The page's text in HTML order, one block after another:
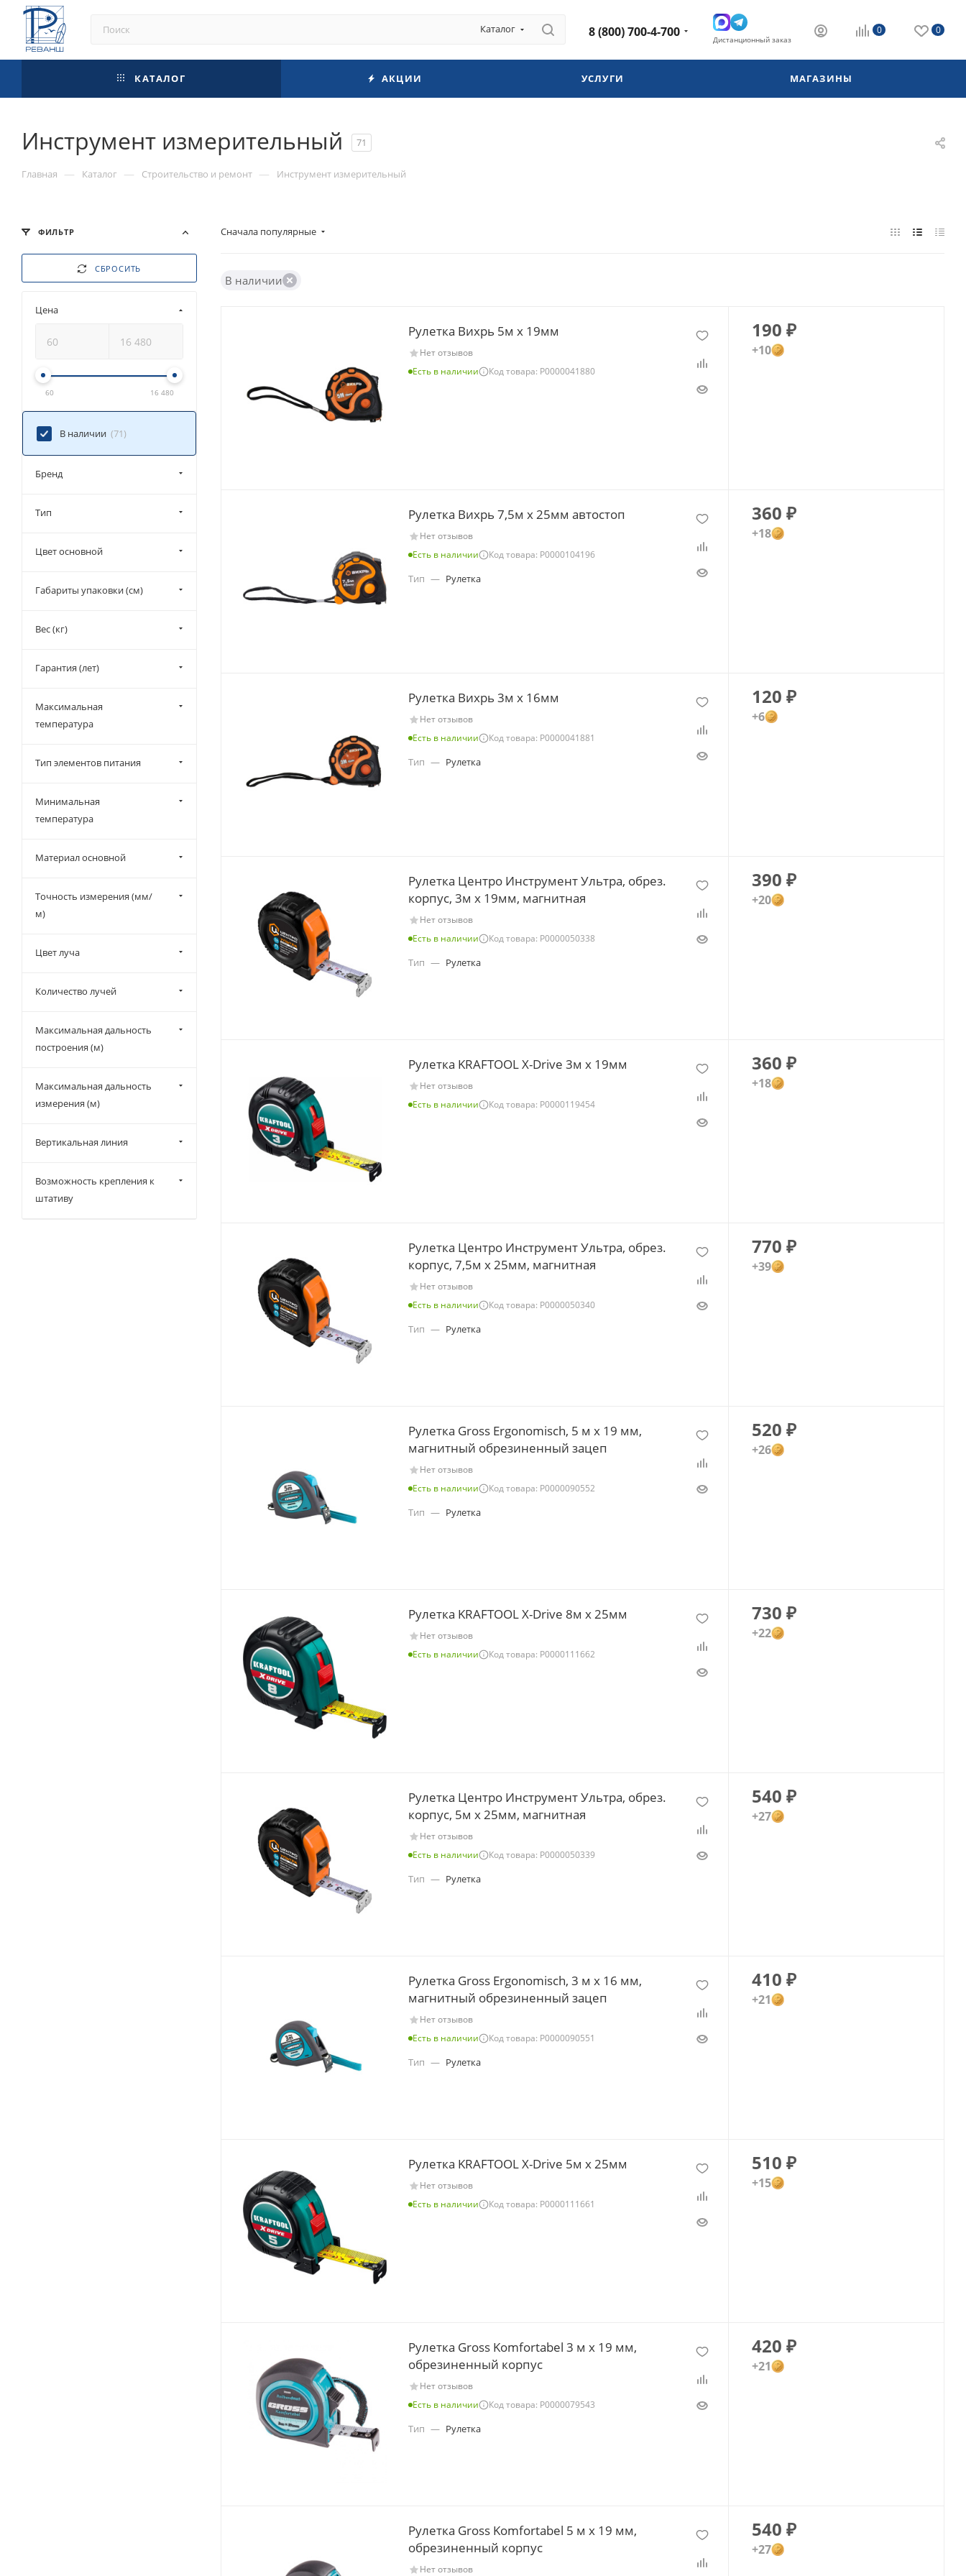
Каталог 8 (800) 700-4-700 Дистанционный заказ
0 0
КАТАЛОГ АКЦИИ УСЛУГИ МАГАЗИНЫ
Инструмент измерительный 71
Главная — Каталог — Строительство и ремонт — Инструмент измерительный
Сначала популярные
В наличии
Рулетка Вихрь 5м х 19мм
Нет отзывов
Есть в наличии
Код товара: Р0000041880
190 ₽
+10
Рулетка Вихрь 7,5м х 25мм автостоп
Нет отзывов
Есть в наличии
Код товара: Р0000104196
Тип — Рулетка
360 ₽
+18
Рулетка Вихрь 3м х 16мм
Нет отзывов
Есть в наличии
Код товара: Р0000041881
Тип — Рулетка
120 ₽
+6
Рулетка Центро Инструмент Ультра, обрез.
корпус, 3м х 19мм, магнитная
Нет отзывов
Есть в наличии
Код товара: Р0000050338
Тип — Рулетка
390 ₽
+20
Рулетка KRAFTOOL X-Drive 3м х 19мм
Нет отзывов
Есть в наличии
Код товара: Р0000119454
360 ₽
+18
Рулетка Центро Инструмент Ультра, обрез.
корпус, 7,5м х 25мм, магнитная
Нет отзывов
Есть в наличии
Код товара: Р0000050340
Тип — Рулетка
770 ₽
+39
Рулетка Gross Ergonomisch, 5 м x 19 мм,
магнитный обрезиненный зацеп
Нет отзывов
Есть в наличии
Код товара: Р0000090552
Тип — Рулетка
520 ₽
+26
Рулетка KRAFTOOL X-Drive 8м х 25мм
Нет отзывов
Есть в наличии
Код товара: Р0000111662
730 ₽
+22
Рулетка Центро Инструмент Ультра, обрез.
корпус, 5м х 25мм, магнитная
Нет отзывов
Есть в наличии
Код товара: Р0000050339
Тип — Рулетка
540 ₽
+27
Рулетка Gross Ergonomisch, 3 м x 16 мм,
магнитный обрезиненный зацеп
Нет отзывов
Есть в наличии
Код товара: Р0000090551
Тип — Рулетка
410 ₽
+21
Рулетка KRAFTOOL X-Drive 5м х 25мм
Нет отзывов
Есть в наличии
Код товара: Р0000111661
510 ₽
+15
Рулетка Gross Komfortabel 3 м х 19 мм,
обрезиненный корпус
Нет отзывов
Есть в наличии
Код товара: Р0000079543
Тип — Рулетка
420 ₽
+21
Рулетка Gross Komfortabel 5 м х 19 мм,
обрезиненный корпус
Нет отзывов
540 ₽
+27
ФИЛЬТР
СБРОСИТЬ
Цена
60 16 480
В наличии (71)
Бренд
Тип
Цвет основной
Габариты упаковки (см)
Вес (кг)
Гарантия (лет)
Максимальная
температура
Тип элементов питания
Минимальная
температура
Материал основной
Точность измерения (мм/
м)
Цвет луча
Количество лучей
Максимальная дальность
построения (м)
Максимальная дальность
измерения (м)
Вертикальная линия
Возможность крепления к
штативу